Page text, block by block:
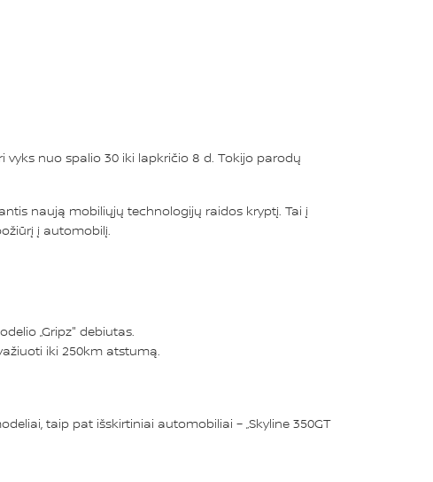
vyks nuo spalio 30 iki lapkričio 8 d. Tokijo parodų
naują mobiliųjų technologijų raidos kryptį. Tai į
į automobilį.
„Gripz" debiutas.
iki 250km atstumą.
taip pat išskirtiniai automobiliai – „Skyline 350GT